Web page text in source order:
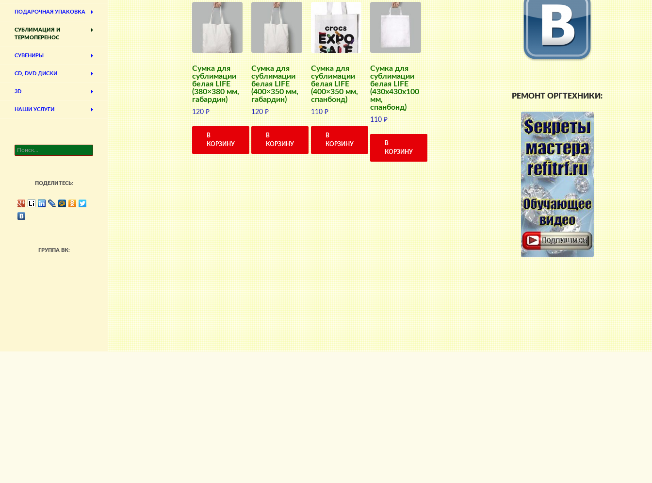
Сумка для
сублимации
белая LIFE
(380×380 мм,
габардин)
120₽
В
КОРЗИНУ
Сумка для
сублимации
белая LIFE
(400×350 мм,
габардин)
120₽
В
КОРЗИНУ
Сумка для
сублимации
белая LIFE
(400×350 мм,
спанбонд)
110₽
В
КОРЗИНУ
Сумка для
сублимации
белая LIFE
(430x430x100
мм,
спанбонд)
110₽
В
КОРЗИНУ
РЕМОНТ ОРГТЕХНИКИ:
ПОДАРОЧНАЯ УПАКОВКА
СУБЛИМАЦИЯ И
ТЕРМОПЕРЕНОС
СУВЕНИРЫ
CD, DVD ДИСКИ
3D
НАШИ УСЛУГИ
Найти:
ПОДЕЛИТЕСЬ:
ГРУППА ВК: